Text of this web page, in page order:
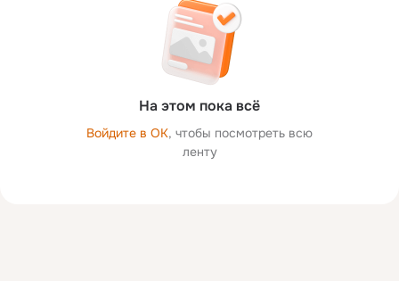
На этом пока всё
Войдите в ОК, чтобы посмотреть всю
ленту